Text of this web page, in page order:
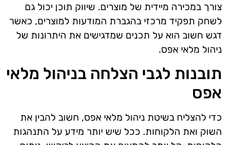
צורך במכירה מיידית של מוצרים. שיווק תוכן יכול גם
לשחק תפקיד מרכזי בהגברת המודעות למוצרים, כאשר
דגש חשוב הוא על תכנים שמדגישים את היתרונות של
ניהול מלאי אפס.
תובנות לגבי הצלחה בניהול מלאי
אפס
כדי להצליח בשיטת ניהול מלאי אפס, חשוב להבין את
השוק ואת הלקוחות. ככל שיש יותר מידע על התנהגות